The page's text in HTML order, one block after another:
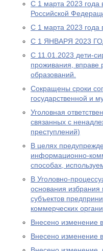
С 1 марта 2023 года
Российской
С 1 марта 2023 года
С 1 ЯНВАРЯ 2023
С 11.01.2023 дети-
проживания, вправе
образований.
Сокращены сроки
государственной и
Уголовная
связанных с
преступлений)
В целях
информационно-
способах,
В Уголовно-
основания
субъектов
коммерческих
Внесено изменение
Внесено изменение